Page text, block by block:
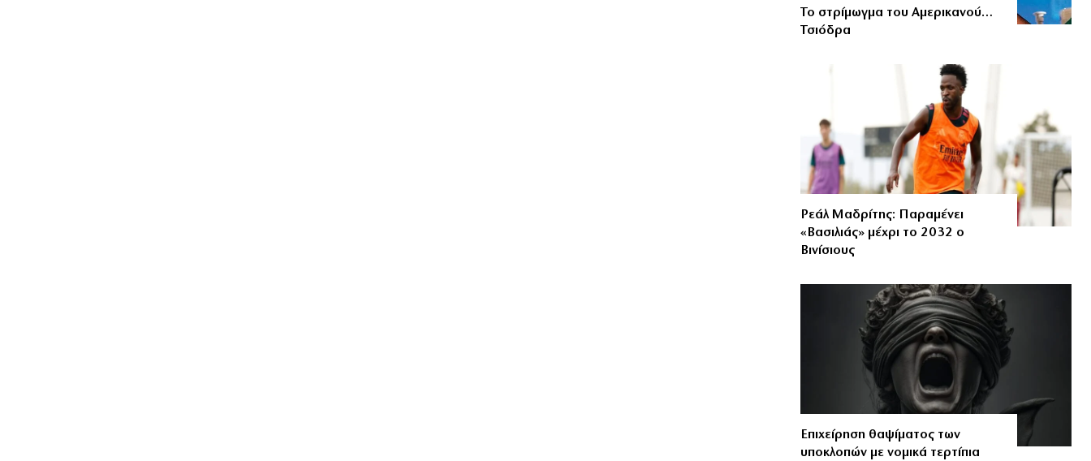
Το στρίμωγμα του Αμερικανού…
Τσιόδρα
Ρεάλ Μαδρίτης: Παραμένει
«Βασιλιάς» μέχρι το 2032 ο
Βινίσιους
Επιχείρηση θαψίματος των
υποκλοπών με νομικά τερτίπια